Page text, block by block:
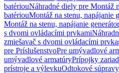
batériouNáhradné diely pre Montáž
batériouMontáž na stenu, napájanie
Montáž na stenu, napájanie
s dvomi ovládacími prvkami
zmiešavač s dvomi ovládacími
pre PríslušenstvoPre umývadlové
umývadlové armatúryPrípojky
prístroje a výlevkuOdtokové